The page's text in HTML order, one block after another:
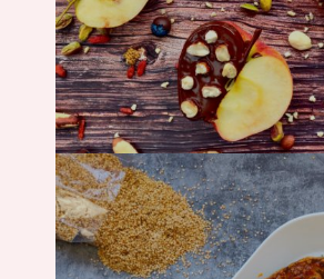
Backen